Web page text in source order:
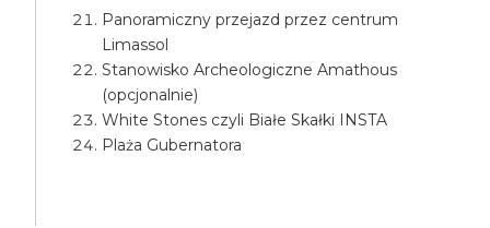
Panoramiczny przejazd przez centrum
Limassol
Stanowisko Archeologiczne Amathous
(opcjonalnie)
White Stones czyli Białe Skałki INSTA
Plaża Gubernatora